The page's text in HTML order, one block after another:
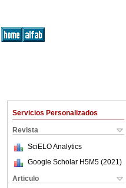
Servicios Personalizados
Revista
SciELO Analytics
Google Scholar H5M5 (2021 )
Articulo